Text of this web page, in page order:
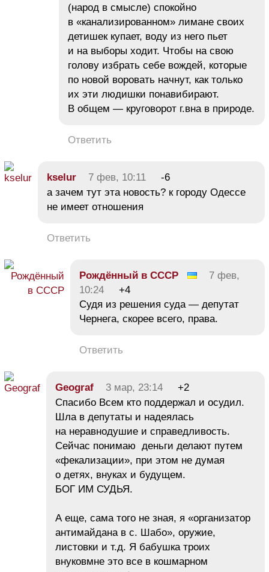
(народ в смысле) спокойно
в «канализированном» лимане своих
детишек купает, воду из него пьет
и на выборы ходит. Чтобы на свою
голову избрать себе вождей, которые
по новой воровать начнут, как только
их эти людишки понавибирают.
В общем — круговорот г.вна в природе.
Ответить
kselur 7 фев, 10:11
-6
а зачем тут эта новость? к городу Одессе
не имеет отношения
Ответить
Рождённый в СССР
7 фев,
10:24
+4
Судя из решения суда — депутат
Чернега, скорее всего, права.
Ответить
Geograf 3 мар, 23:14
+2
Спасибо Всем кто поддержал и осудил.
Шла в депутаты и надеялась
на неравнодушие и справедливость.
Сейчас понимаю деньги делают путем
«фекализации», при этом не думая
о детях, внуках и будущем.
БОГ ИМ СУДЬЯ.
А еще, сама того не зная, я «организатор
антимайдана в с. Шабо», оружие,
листовки и т.д. Я бабушка троих
внуковмне это все в кошмарном